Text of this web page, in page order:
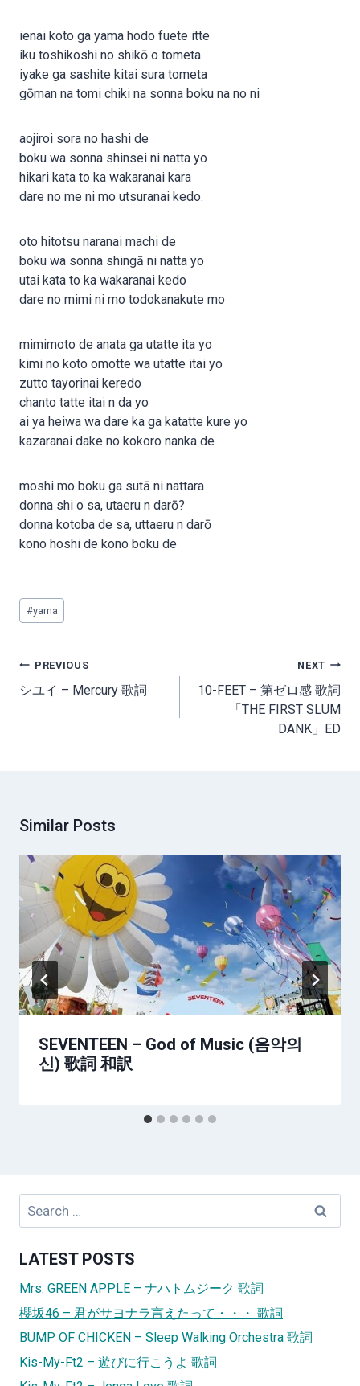
ienai koto ga yama hodo fuete itte
iku toshikoshi no shikō o tometa
iyake ga sashite kitai sura tometa
gōman na tomi chiki na sonna boku na no ni
aojiroi sora no hashi de
boku wa sonna shinsei ni natta yo
hikari kata to ka wakaranai kara
dare no me ni mo utsuranai kedo.
oto hitotsu naranai machi de
boku wa sonna shingā ni natta yo
utai kata to ka wakaranai kedo
dare no mimi ni mo todokanakute mo
mimimoto de anata ga utatte ita yo
kimi no koto omotte wa utatte itai yo
zutto tayorinai keredo
chanto tatte itai n da yo
ai ya heiwa wa dare ka ga katatte kure yo
kazaranai dake no kokoro nanka de
moshi mo boku ga sutā ni nattara
donna shi o sa, utaeru n darō?
donna kotoba de sa, uttaeru n darō
kono hoshi de kono boku de
Post
Tags:
#yama
Post
navigation
PREVIOUS
シユイ – Mercury 歌詞
NEXT
10-FEET – 第ゼロ感 歌詞
「THE FIRST SLUM
DANK」ED
Similar Posts
SEVENTEEN – God of Music (음악의
신) 歌詞 和訳
Search
LATEST POSTS
Mrs. GREEN APPLE – ナハトムジーク 歌詞
櫻坂46 – 君がサヨナラ言えたって・・・ 歌詞
BUMP OF CHICKEN – Sleep Walking Orchestra 歌詞
Kis-My-Ft2 – 遊びに行こうよ 歌詞